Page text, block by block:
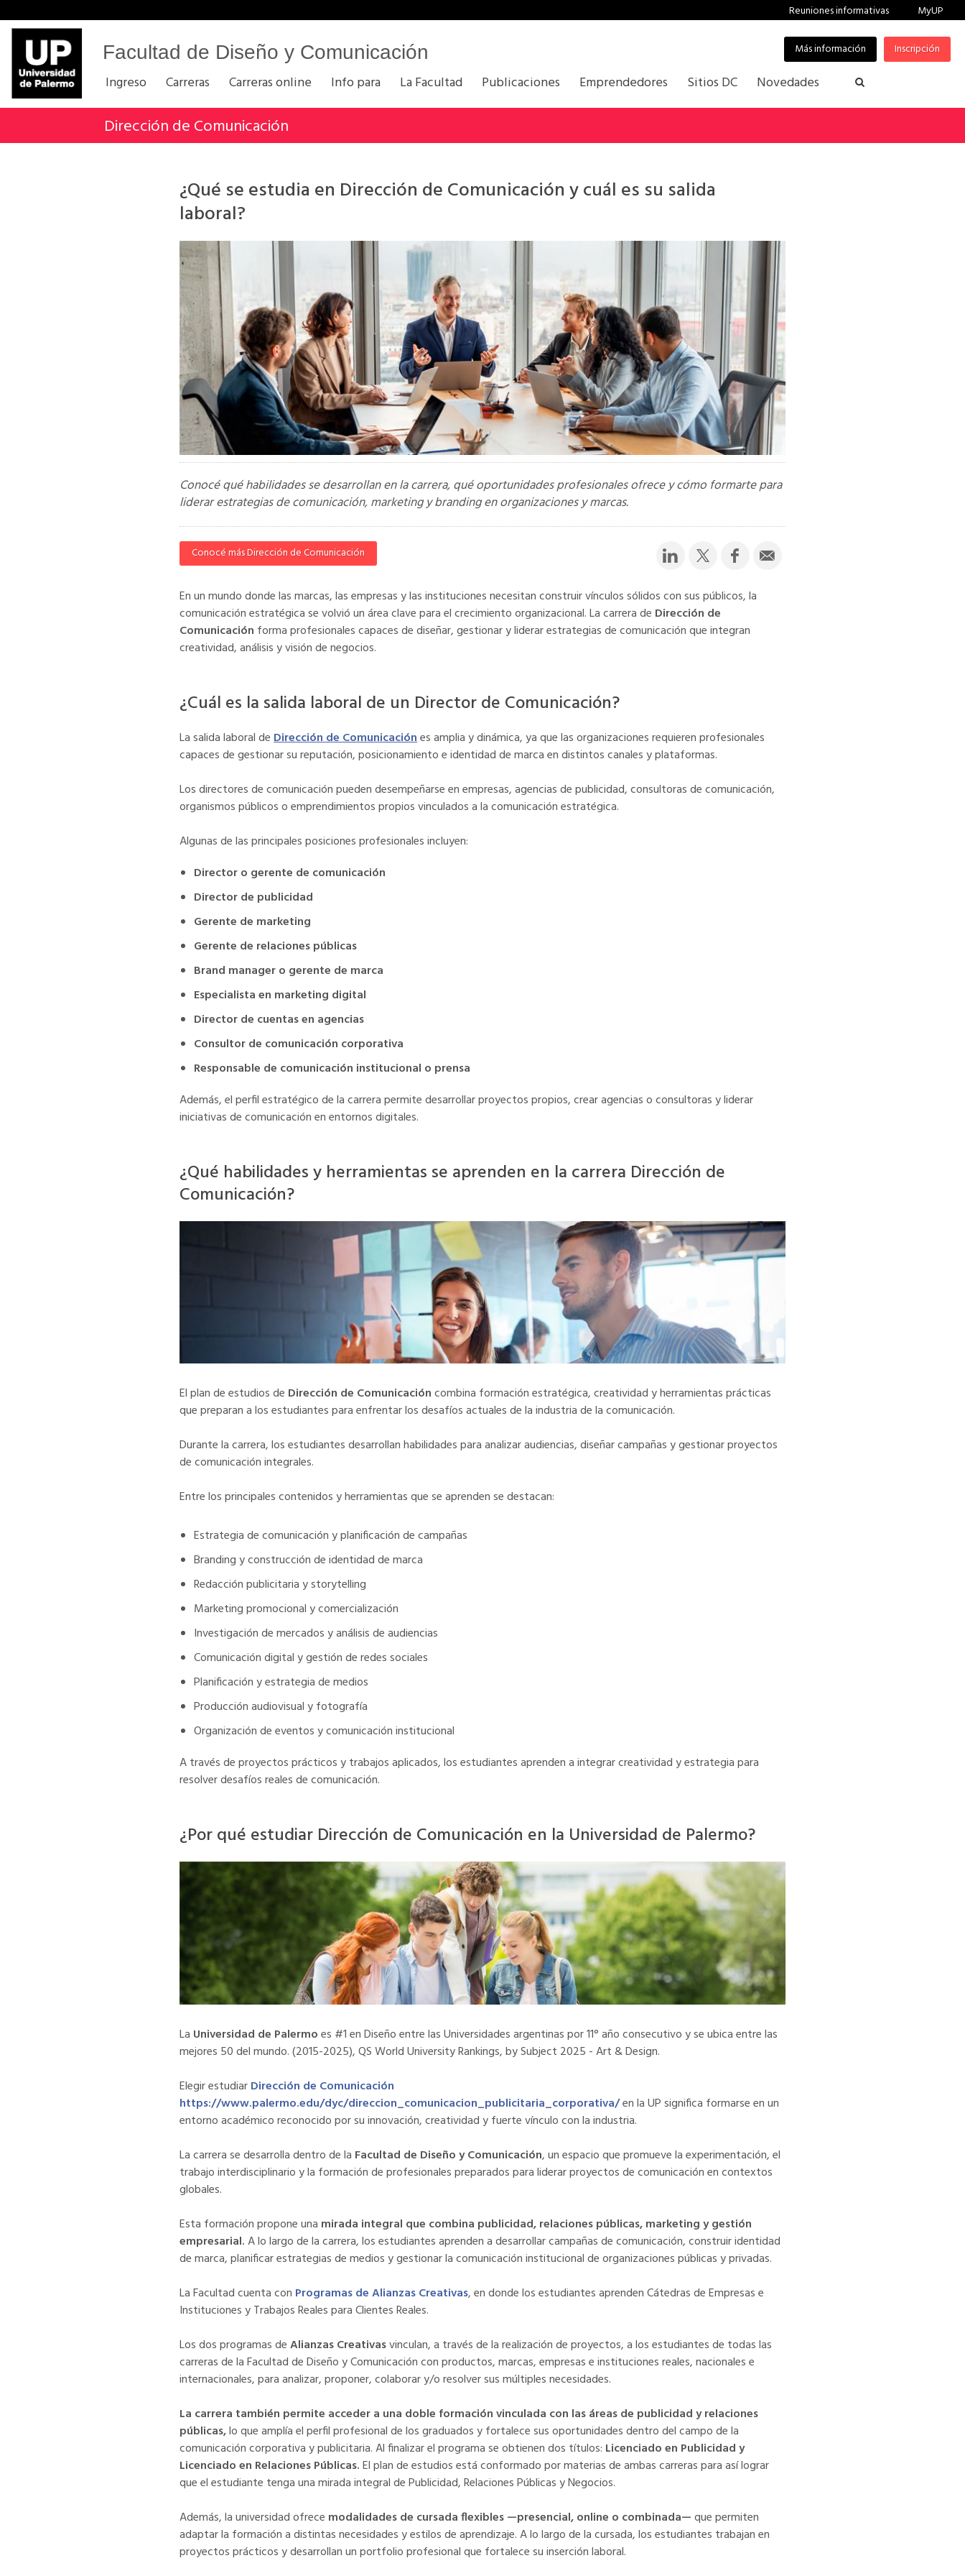
Reuniones informativas MyUP
Facultad de Diseño y Comunicación Inscripción
Más información
Ingreso Carreras Carreras online Info para La Facultad Publicaciones Emprendedores Sitios DC Novedades
Dirección de Comunicación
¿Qué se estudia en Dirección de Comunicación y cuál es su salida
laboral?
Conocé qué habilidades se desarrollan en la carrera, qué oportunidades profesionales ofrece y cómo formarte para
liderar estrategias de comunicación, marketing y branding en organizaciones y marcas.
Conocé másDirección de Comunicación
En un mundo donde las marcas, las empresas y las instituciones necesitan construir vínculos sólidos con sus públicos, la
comunicación estratégica se volvió un área clave para el crecimiento organizacional. La carrera de Dirección de
Comunicación forma profesionales capaces de diseñar, gestionar y liderar estrategias de comunicación que integran
creatividad, análisis y visión de negocios.
¿Cuál es la salida laboral de un Director de Comunicación?
La salida laboral deDirección de Comunicaciónes amplia y dinámica, ya que las organizaciones requieren profesionales
capaces de gestionar su reputación, posicionamiento e identidad de marca en distintos canales y plataformas.
Los directores de comunicación pueden desempeñarse en empresas, agencias de publicidad, consultoras de comunicación,
organismos públicos o emprendimientos propios vinculados a la comunicación estratégica.
Algunas de las principales posiciones profesionales incluyen:
Director o gerente de comunicación
Director de publicidad
Gerente de marketing
Gerente de relaciones públicas
Brand manager o gerente de marca
Especialista en marketing digital
Director de cuentas en agencias
Consultor de comunicación corporativa
Responsable de comunicación institucional o prensa
Además, el perfil estratégico de la carrera permite desarrollar proyectos propios, crear agencias o consultoras y liderar
iniciativas de comunicación en entornos digitales.
¿Qué habilidades y herramientas se aprenden en la carrera Dirección de
Comunicación?
El plan de estudios de Dirección de Comunicacióncombina formación estratégica, creatividad y herramientas prácticas
que preparan a los estudiantes para enfrentar los desafíos actuales de la industria de la comunicación.
Durante la carrera, los estudiantes desarrollan habilidades para analizar audiencias, diseñar campañas y gestionar proyectos
de comunicación integrales.
Entre los principales contenidos y herramientas que se aprenden se destacan:
Estrategia de comunicación y planificación de campañas
Branding y construcción de identidad de marca
Redacción publicitaria y storytelling
Marketing promocional y comercialización
Investigación de mercados y análisis de audiencias
Comunicación digital y gestión de redes sociales
Planificación y estrategia de medios
Producción audiovisual y fotografía
Organización de eventos y comunicación institucional
A través de proyectos prácticos y trabajos aplicados, los estudiantes aprenden a integrar creatividad y estrategia para
resolver desafíos reales de comunicación.
¿Por qué estudiar Dirección de Comunicación en la Universidad de Palermo?
La Universidad de Palermoes #1 en Diseño entre las Universidades argentinas por 11° año consecutivo y se ubica entre las
mejores 50 del mundo. (2015-2025), QS World University Rankings, by Subject 2025 - Art & Design.
Elegir estudiarDirección de Comunicación
https://www.palermo.edu/dyc/direccion_comunicacion_publicitaria_corporativa/en la UP significa formarse en un
entorno académico reconocido por su innovación, creatividad y fuerte vínculo con la industria.
La carrera se desarrolla dentro de la Facultad de Diseño y Comunicación, un espacio que promueve la experimentación, el
trabajo interdisciplinario y la formación de profesionales preparados para liderar proyectos de comunicación en contextos
globales.
Esta formación propone una mirada integral que combina publicidad, relaciones públicas, marketing y gestión
empresarial.A lo largo de la carrera, los estudiantes aprenden a desarrollar campañas de comunicación, construir identidad
de marca, planificar estrategias de medios y gestionar la comunicación institucional de organizaciones públicas y privadas.
La Facultad cuenta con Programas de Alianzas Creativas, en donde los estudiantes aprenden Cátedras de Empresas e
Instituciones y Trabajos Reales para Clientes Reales.
Los dos programas deAlianzas Creativasvinculan, a través de la realización de proyectos, a los estudiantes de todas las
carreras de la Facultad de Diseño y Comunicación con productos, marcas, empresas e instituciones reales, nacionales e
internacionales, para analizar, proponer, colaborar y/o resolver sus múltiples necesidades.
La carrera también permite acceder a una doble formación vinculada con las áreas de publicidad y relaciones
públicas,lo que amplía el perfil profesional de los graduados y fortalece sus oportunidades dentro del campo de la
comunicación corporativa y publicitaria. Al finalizar el programa se obtienen dos títulos: Licenciado en Publicidad y
Licenciado en Relaciones Públicas.El plan de estudios está conformado por materias de ambas carreras para así lograr
que el estudiante tenga una mirada integral de Publicidad, Relaciones Públicas y Negocios.
Además, la universidad ofrece modalidades de cursada flexibles —presencial, online o combinada—que permiten
adaptar la formación a distintas necesidades y estilos de aprendizaje. A lo largo de la cursada, los estudiantes trabajan en
proyectos prácticos y desarrollan un portfolio profesional que fortalece su inserción laboral.